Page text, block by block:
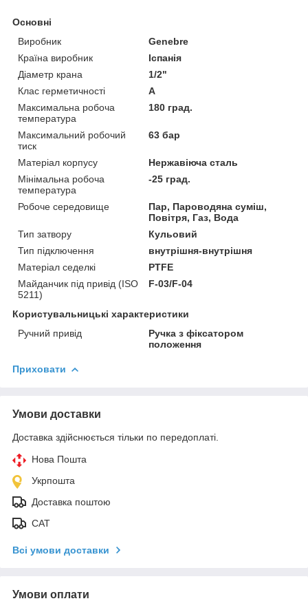
Основні
Виробник
Genebre
Країна виробник
Іспанія
Діаметр крана
1/2"
Клас герметичності
А
Максимальна робоча
температура
180 град.
Максимальний робочий
тиск
63 бар
Матеріал корпусу
Нержавіюча сталь
Мінімальна робоча
температура
-25 град.
Робоче середовище
Пар, Пароводяна суміш,
Повітря, Газ, Вода
Тип затвору
Кульовий
Тип підключення
внутрішня-внутрішня
Матеріал седелкі
PTFE
Майданчик під привід (ISO
5211)
F-03/F-04
Користувальницькі характеристики
Ручний привід
Ручка з фіксатором
положення
Приховати
Умови доставки
Доставка здійснюється тільки по передоплаті.
Нова Пошта
Укрпошта
Доставка поштою
САТ
Всі умови доставки
Умови оплати